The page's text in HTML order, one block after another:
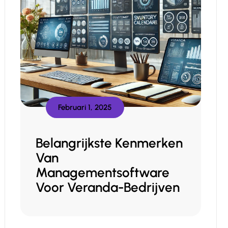
Februari 1, 2025
Belangrijkste Kenmerken
Van
Managementsoftware
Voor Veranda-Bedrijven